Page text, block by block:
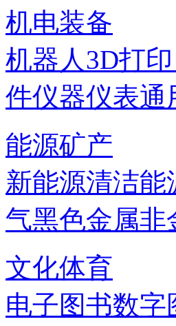
机电装备
机器人3D打印
件仪器仪表通
能源矿产
新能源清洁能
气黑色金属非
文化体育
电子图书数字